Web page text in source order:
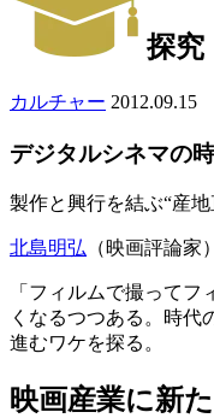
探究
カルチャー 2012.09.15
デジタルシネマの
製作と興行を結ぶ“産
北島明弘 （映画評論家）
「フィルムで撮って
くなるつつある。時代
進むワケを探る。
映画産業に新